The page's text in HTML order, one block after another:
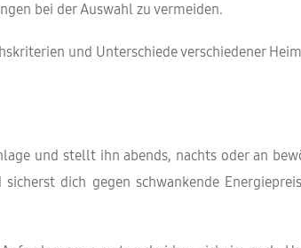
bei der Auswahl zu vermeiden.
und Unterschiede verschiedener
und stellt ihn abends, nachts oder an
dich gegen schwankende